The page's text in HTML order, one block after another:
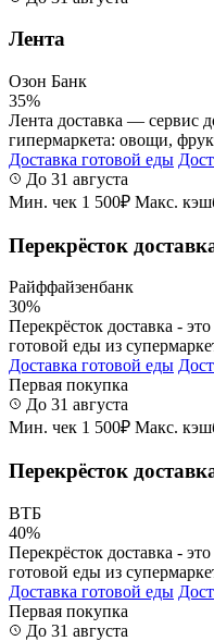
Лента
Озон Банк
35%
Лента доставка — сервис
гипермаркета: овощи,
Доставка готовой еды
До 31 августа
Мин. чек 1 500₽ Макс.
Перекрёсток
Райффайзенбанк
30%
Перекрёсток доставка -
готовой еды из
Доставка готовой еды
Первая покупка
До 31 августа
Мин. чек 1 500₽ Макс.
Перекрёсток
ВТБ
40%
Перекрёсток доставка -
готовой еды из
Доставка готовой еды
Первая покупка
До 31 августа